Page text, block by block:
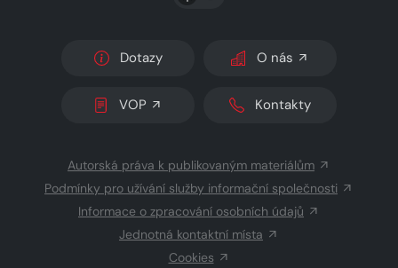
Dotazy O nás
VOP Kontakty
Autorská práva k publikovaným materiálům
Podmínky pro užívání služby informační společnosti
Informace o zpracování osobních údajů
Jednotná kontaktní místa
Cookies